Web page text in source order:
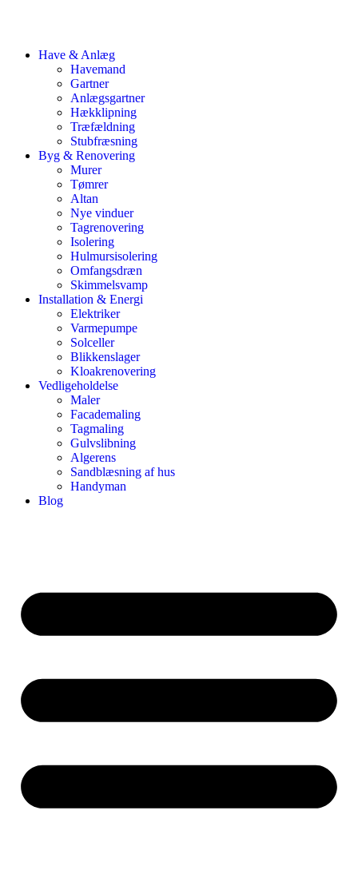
Have & Anlæg
Havemand
Gartner
Anlægsgartner
Hækklipning
Træfældning
Stubfræsning
Byg & Renovering
Murer
Tømrer
Altan
Nye vinduer
Tagrenovering
Isolering
Hulmursisolering
Omfangsdræn
Skimmelsvamp
Installation & Energi
Elektriker
Varmepumpe
Solceller
Blikkenslager
Kloakrenovering
Vedligeholdelse
Maler
Facademaling
Tagmaling
Gulvslibning
Algerens
Sandblæsning af hus
Handyman
Blog